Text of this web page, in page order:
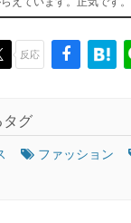
反応
タグ
ファッション